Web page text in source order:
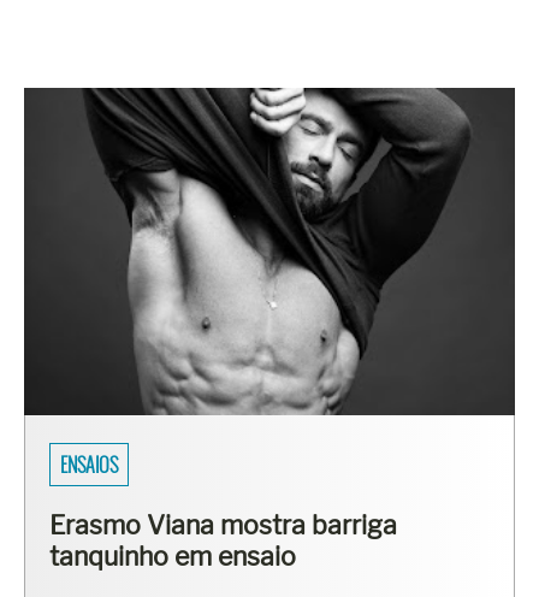
ENSAIOS
Erasmo Viana mostra barriga
tanquinho em ensaio